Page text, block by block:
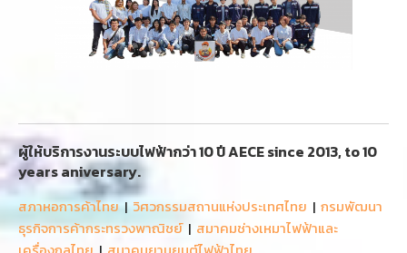
ผู้ให้บริการงานระบบไฟฟ้ากว่า 10 ปี AECE since 2013, to 10
years aniversary.
สภาหอการค้าไทย | วิศวกรรมสถานแห่งประเทศไทย | กรมพัฒนา
ธุรกิจการค้ากระทรวงพาณิชย์| สมาคมช่างเหมาไฟฟ้าและ